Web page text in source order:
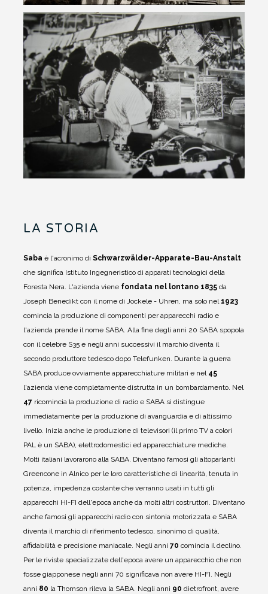
LA STORIA
Saba è l'acronimo di Schwarzwälder-Apparate-Bau-Anstalt
che significa Istituto Ingegneristico di apparati tecnologici della
Foresta Nera. L'azienda viene fondata nel lontano 1835 da
Joseph Benedikt con il nome di Jockele - Uhren, ma solo nel 1923
comincia la produzione di componenti per apparecchi radio e
l'azienda prende il nome SABA. Alla fine degli anni 20 SABA spopola
con il celebre S35 e negli anni successivi il marchio diventa il
secondo produttore tedesco dopo Telefunken. Durante la guerra
SABA produce ovviamente apparecchiature militari e nel 45
l'azienda viene completamente distrutta in un bombardamento. Nel
47 ricomincia la produzione di radio e SABA si distingue
immediatamente per la produzione di avanguardia e di altissimo
livello. Inizia anche le produzione di televisori (il primo TV a colori
PAL è un SABA), elettrodomestici ed apparecchiature mediche.
Molti italiani lavorarono alla SABA. Diventano famosi gli altoparlanti
Greencone in Alnico per le loro caratteristiche di linearità, tenuta in
potenza, impedenza costante che verranno usati in tutti gli
apparecchi HI-FI dell'epoca anche da molti altri costruttori. Diventano
anche famosi gli apparecchi radio con sintonia motorizzata e SABA
diventa il marchio di riferimento tedesco, sinonimo di qualità,
affidabilità e precisione maniacale. Negli anni 70 comincia il declino.
Per le riviste specializzate dell'epoca avere un apparecchio che non
fosse giapponese negli anni 70 significava non avere HI-FI. Negli
anni 80 la Thomson rileva la SABA. Negli anni 90 dietrofront, avere